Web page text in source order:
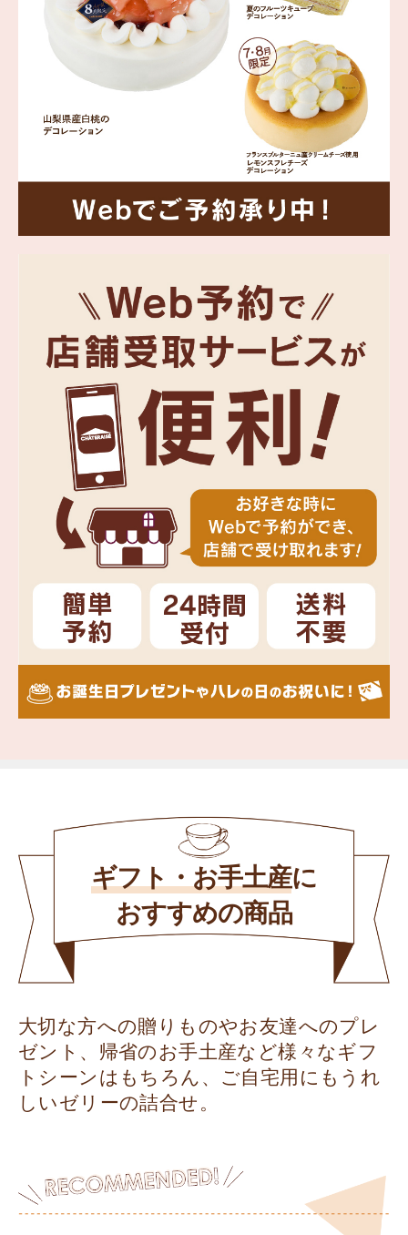
ギフト・お手土産に
おすすめの商品
大切な方への贈りものやお友達へのプレ
ゼント、帰省のお手土産など様々なギフ
トシーンはもちろん、ご自宅用にもうれ
しいゼリーの詰合せ。